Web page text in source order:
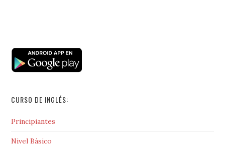
CURSO DE INGLÉS:
Principiantes
Nivel Básico